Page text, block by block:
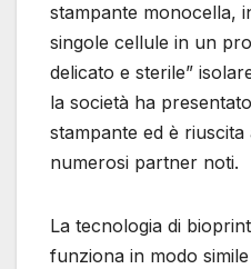
stampante monocella,
singole cellule in un
delicato e sterile”
la società ha
stampante ed è
numerosi partner noti.
La tecnologia di
funziona in modo